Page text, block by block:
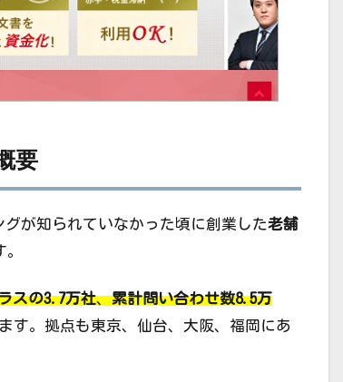
要
グが知られていなかった頃に創業した老舗
スの3.7万社、累計問い合わせ数8.5万
す。拠点も東京、仙台、大阪、福岡にあ